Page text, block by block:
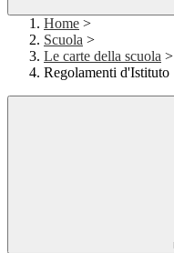
Home >
Scuola >
Le carte della scuola >
Regolamenti d'Istituto